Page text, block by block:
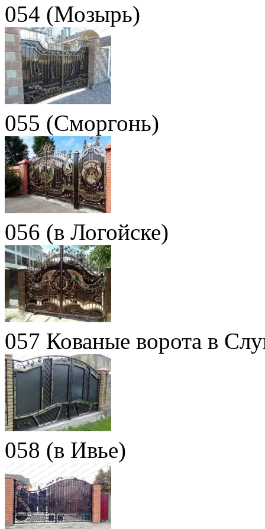
054 (Мозырь)
055 (Сморгонь)
056 (в Логойске)
057 Кованые ворота в
058 (в Ивье)